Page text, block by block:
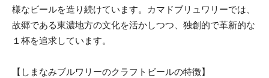
様なビールを造り続けています。カマドブリュワリーでは、
故郷である東濃地方の文化を活かしつつ、独創的で革新的な
１杯を追求しています。
【しまなみブルワリーのクラフトビールの特徴】